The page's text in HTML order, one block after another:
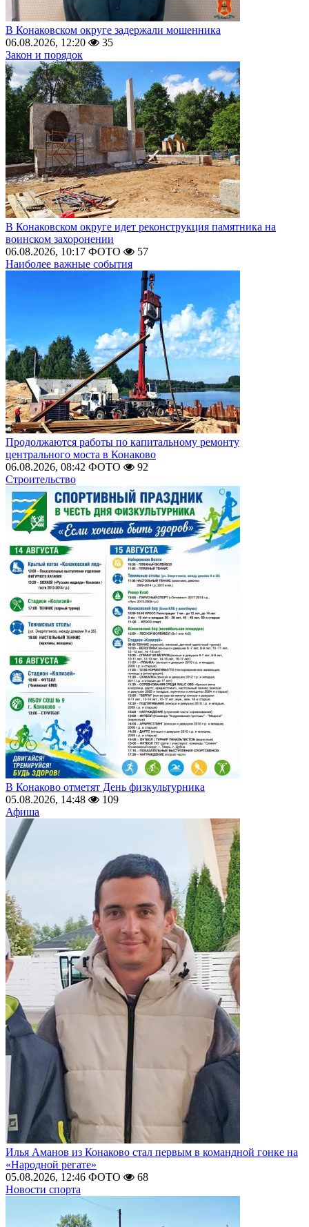
В Конаковском округе задержали мошенника
06.08.2026, 12:20
35
Закон и порядок
В Конаковском округе идет реконструкция памятника на
воинском захоронении
06.08.2026, 10:17 ФОТО
57
Наиболее важные события
Продолжаются работы по капитальному ремонту
центрального моста в Конаково
06.08.2026, 08:42 ФОТО
92
Строительство
В Конаково отметят День физкультурника
05.08.2026, 14:48
109
Афиша
Илья Аманов из Конаково стал первым в командной гонке на
«Народной регате»
05.08.2026, 12:46 ФОТО
68
Новости спорта